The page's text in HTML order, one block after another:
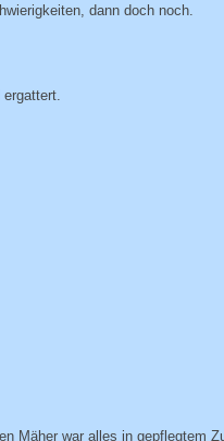
dann doch noch.
Mäher war alles in gepflegtem